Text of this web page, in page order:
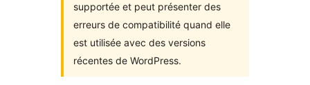
supportée et peut présenter des
erreurs de compatibilité quand elle
est utilisée avec des versions
récentes de WordPress.